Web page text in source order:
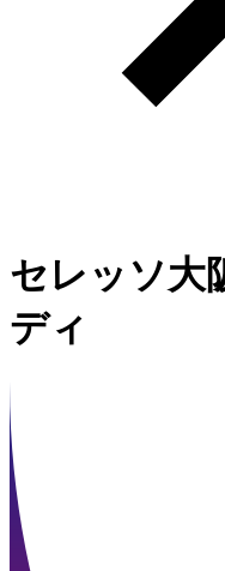
セレッソ大
ディ